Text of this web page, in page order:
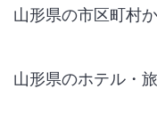
山形県の市区町村
山形県のホテル・